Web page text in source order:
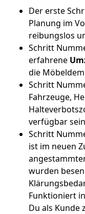
Der erste
Planung im
reibungslos
Schritt
erfahrene
die
Schritt
Fahrzeuge,
verfügbar
Schritt
ist im neuen
wurden
Funktioniert
Du als Kunde